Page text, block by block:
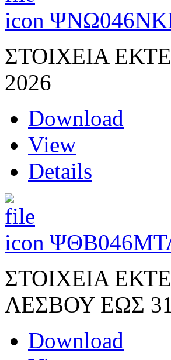
ΣΤΟΙΧΕΙΑ
2026
Download
View
Details
ΣΤΟΙΧΕΙΑ
ΛΕΣΒΟΥ ΕΩΣ
Download